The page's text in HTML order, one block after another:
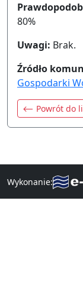
80%
Uwagi: Brak.
Źródło
Gospodarki
⟵ Powrót do
Wykonanie: